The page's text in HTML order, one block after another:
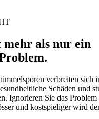
mehr als nur ein
verbreiten sich
Schäden und
Ignorieren Sie das
und kostspieliger wird